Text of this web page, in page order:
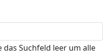
das Suchfeld leer um alle